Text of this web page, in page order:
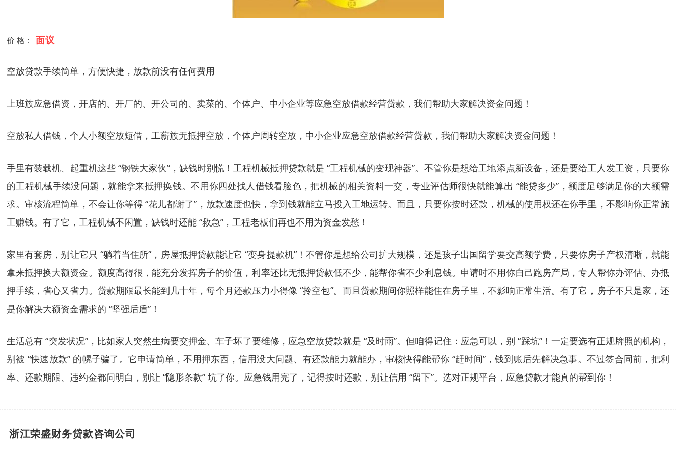
价 格： 面议
空放贷款手续简单，方便快捷，放款前没有任何费用
上班族应急借资，开店的、开厂的、开公司的、卖菜的、个体户、中小企业等应急空放借款经营贷款，我们帮助大家解决资金问题！
空放私人借钱，个人小额空放短借，工薪族无抵押空放，个体户周转空放，中小企业应急空放借款经营贷款，我们帮助大家解决资金问题！
手里有装载机、起重机这些 “钢铁大家伙”，缺钱时别慌！工程机械抵押贷款就是 “工程机械的变现神器”。不管你是想给工地添点新设备，还是要给工人发工资，只要你
的工程机械手续没问题，就能拿来抵押换钱。不用你四处找人借钱看脸色，把机械的相关资料一交，专业评估师很快就能算出 “能贷多少”，额度足够满足你的大额需
求。审核流程简单，不会让你等得 “花儿都谢了”，放款速度也快，拿到钱就能立马投入工地运转。而且，只要你按时还款，机械的使用权还在你手里，不影响你正常施
工赚钱。有了它，工程机械不闲置，缺钱时还能 “救急”，工程老板们再也不用为资金发愁！​
家里有套房，别让它只 “躺着当住所”，房屋抵押贷款能让它 “变身提款机”！不管你是想给公司扩大规模，还是孩子出国留学要交高额学费，只要你房子产权清晰，就能
拿来抵押换大额资金。额度高得很，能充分发挥房子的价值，利率还比无抵押贷款低不少，能帮你省不少利息钱。申请时不用你自己跑房产局，专人帮你办评估、办抵
押手续，省心又省力。贷款期限最长能到几十年，每个月还款压力小得像 “拎空包”。而且贷款期间你照样能住在房子里，不影响正常生活。有了它，房子不只是家，还
是你解决大额资金需求的 “坚强后盾”！​
生活总有 “突发状况”，比如家人突然生病要交押金、车子坏了要维修，应急空放贷款就是 “及时雨”。但咱得记住：应急可以，别 “踩坑”！一定要选有正规牌照的机构，
别被 “快速放款” 的幌子骗了。它申请简单，不用押东西，信用没大问题、有还款能力就能办，审核快得能帮你 “赶时间”，钱到账后先解决急事。不过签合同前，把利
率、还款期限、违约金都问明白，别让 “隐形条款” 坑了你。应急钱用完了，记得按时还款，别让信用 “留下”。选对正规平台，应急贷款才能真的帮到你！​
浙江荣盛财务贷款咨询公司